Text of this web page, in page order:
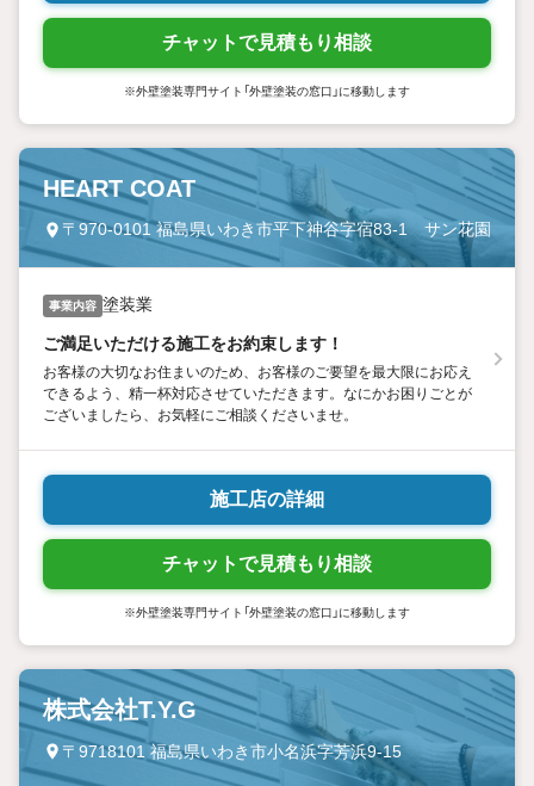
チャットで見積もり相談
※外壁塗装専門サイト「外壁塗装の窓口」に移動します
HEART COAT
〒970-0101 福島県いわき市平下神谷字宿83-1 サン花園
事業内容 塗装業
ご満足いただける施工をお約束します！
お客様の大切なお住まいのため、お客様のご要望を最大限にお応え
できるよう、精一杯対応させていただきます。なにかお困りごとが
ございましたら、お気軽にご相談くださいませ。
施工店の詳細
チャットで見積もり相談
※外壁塗装専門サイト「外壁塗装の窓口」に移動します
株式会社T.Y.G
〒9718101 福島県いわき市小名浜字芳浜9-15